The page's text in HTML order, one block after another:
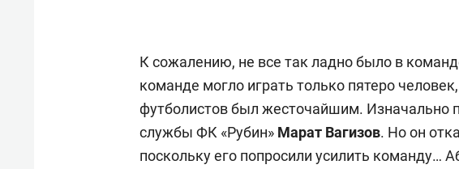
К сожалению, не все так ладно было в
команде могло играть только пятеро
футболистов был жесточайшим. Изначально
службы ФК «Рубин» Марат Вагизов. Но он
поскольку его попросили усилить команду…